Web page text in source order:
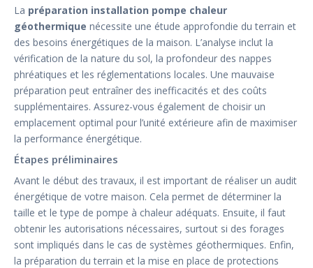
La préparation installation pompe chaleur
géothermique nécessite une étude approfondie du terrain et
des besoins énergétiques de la maison. L’analyse inclut la
vérification de la nature du sol, la profondeur des nappes
phréatiques et les réglementations locales. Une mauvaise
préparation peut entraîner des inefficacités et des coûts
supplémentaires. Assurez-vous également de choisir un
emplacement optimal pour l’unité extérieure afin de maximiser
la performance énergétique.
Étapes préliminaires
Avant le début des travaux, il est important de réaliser un audit
énergétique de votre maison. Cela permet de déterminer la
taille et le type de pompe à chaleur adéquats. Ensuite, il faut
obtenir les autorisations nécessaires, surtout si des forages
sont impliqués dans le cas de systèmes géothermiques. Enfin,
la préparation du terrain et la mise en place de protections